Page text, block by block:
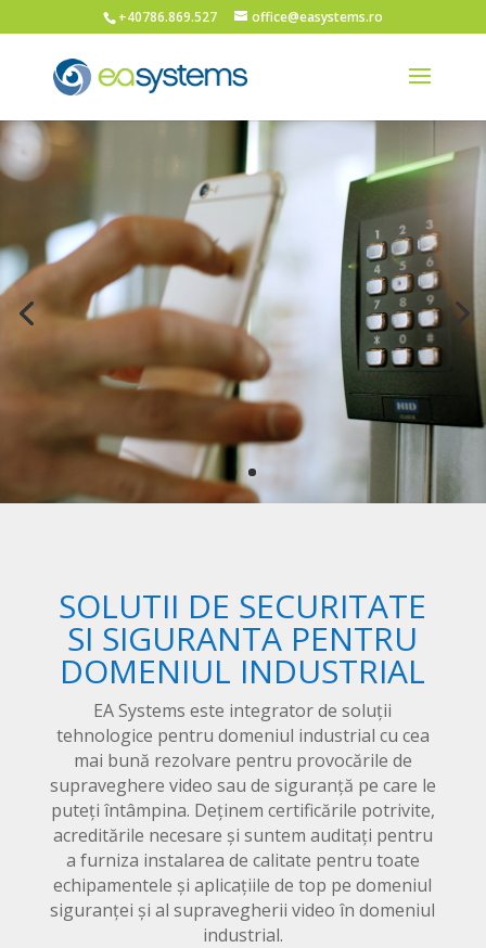
+40786.869.527 office@easystems.ro
Control Acces
proximitate, magnetică, carduri
inteligente, iClass, Legic, Mifare,
amprenta digitală.
Mai multe informatii
SOLUTII DE SECURITATE
SI SIGURANTA PENTRU
DOMENIUL INDUSTRIAL
EA Systems este integrator de soluții
tehnologice pentru domeniul industrial cu cea
mai bună rezolvare pentru provocările de
supraveghere video sau de siguranță pe care le
puteți întâmpina. Deținem certificările potrivite,
acreditările necesare și suntem auditați pentru
a furniza instalarea de calitate pentru toate
echipamentele și aplicațiile de top pe domeniul
siguranței și al supravegherii video în domeniul
industrial.